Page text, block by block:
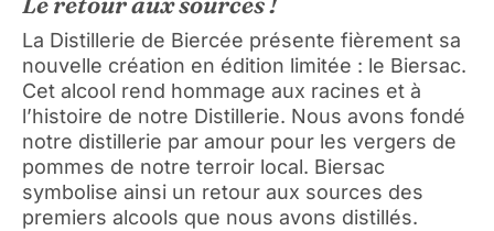
La Distillerie de Biercée présente fièrement sa
nouvelle création en édition limitée : le Biersac.
Cet alcool rend hommage aux racines et à
l’histoire de notre Distillerie. Nous avons fondé
notre distillerie par amour pour les vergers de
pommes de notre terroir local. Biersac
symbolise ainsi un retour aux sources des
premiers alcools que nous avons distillés.